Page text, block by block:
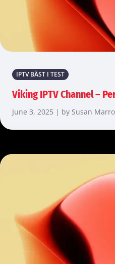
IPTV BÄST I TEST
Viking IPTV Channel –
June 3, 2025 | by Susan